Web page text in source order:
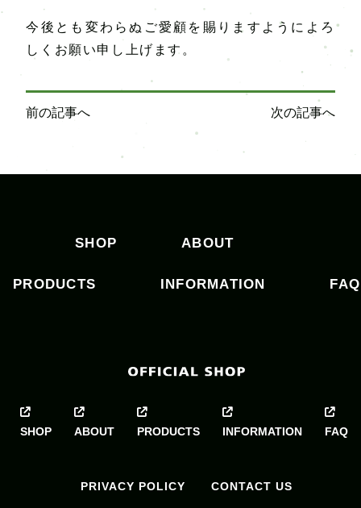
今後とも変わらぬご愛顧を賜りますようによろ
しくお願い申し上げます。
稿
ン
前の記事へ 次の記事へ
SHOP ABOUT
PRODUCTS INFORMATION FAQ
SHOP ABOUT PRODUCTS INFORMATION FAQ
PRIVACY POLICY CONTACT US